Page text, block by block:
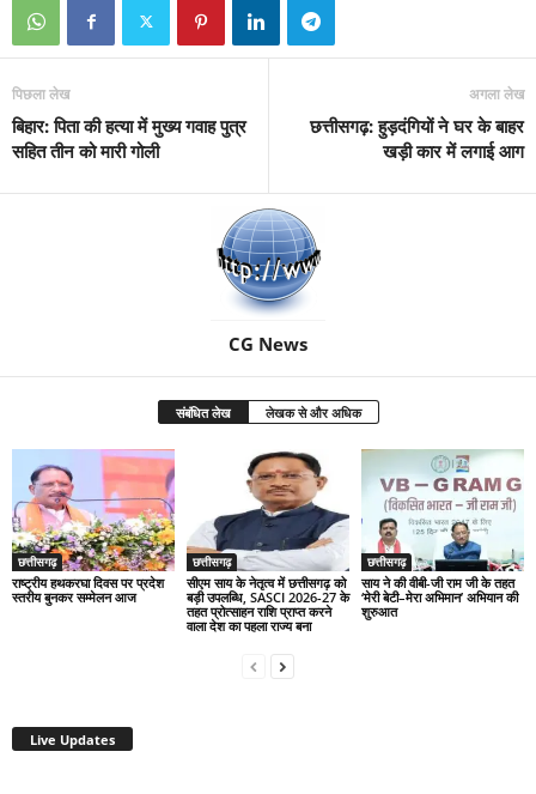
पिछला लेख
बिहार: पिता की हत्या में मुख्य गवाह पुत्र
सहित तीन को मारी गोली
अगला लेख
छत्तीसगढ़: हुड़दंगियों ने घर के बाहर
खड़ी कार में लगाई आग
CG News
संबंधित लेख लेखक से और अधिक
छत्तीसगढ़
राष्ट्रीय हथकरघा दिवस पर प्रदेश
स्तरीय बुनकर सम्मेलन आज
छत्तीसगढ़
सीएम साय के नेतृत्व में छत्तीसगढ़ को
बड़ी उपलब्धि, SASCI 2026-27 के
तहत प्रोत्साहन राशि प्राप्त करने
वाला देश का पहला राज्य बना
छत्तीसगढ़
साय ने की वीबी-जी राम जी के तहत
‘मेरी बेटी–मेरा अभिमान’ अभियान की
शुरुआत
Live Updates